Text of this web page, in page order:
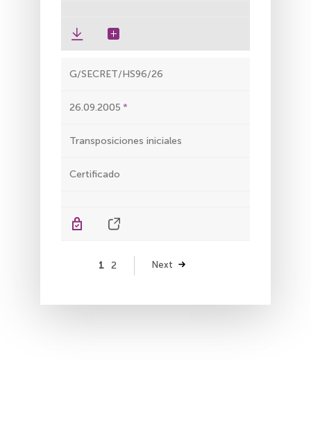
G/SECRET/HS96/26
26.09.2005
Transposiciones iniciales
Certificado
Paginación
Página
1 Página
2
Siguiente
Next